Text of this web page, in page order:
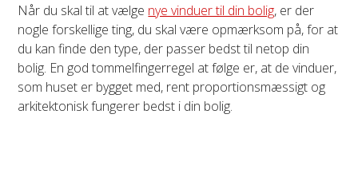
Når du skal til at vælge nye vinduer til din bolig, er der
nogle forskellige ting, du skal være opmærksom på, for at
du kan finde den type, der passer bedst til netop din
bolig. En god tommelfingerregel at følge er, at de vinduer,
som huset er bygget med, rent proportionsmæssigt og
arkitektonisk fungerer bedst i din bolig.